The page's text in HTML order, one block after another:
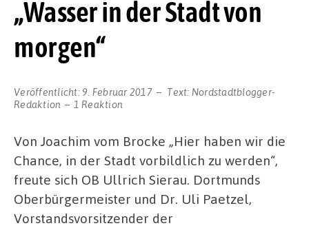
„Wasser in der Stadt von
morgen“
Veröffentlicht: 9. Februar 2017 Text: Nordstadtblogger-
Redaktion
1 Reaktion
Von Joachim vom Brocke „Hier haben wir die
Chance, in der Stadt vorbildlich zu werden“,
freute sich OB Ullrich Sierau. Dortmunds
Oberbürgermeister und Dr. Uli Paetzel,
Vorstandsvorsitzender der